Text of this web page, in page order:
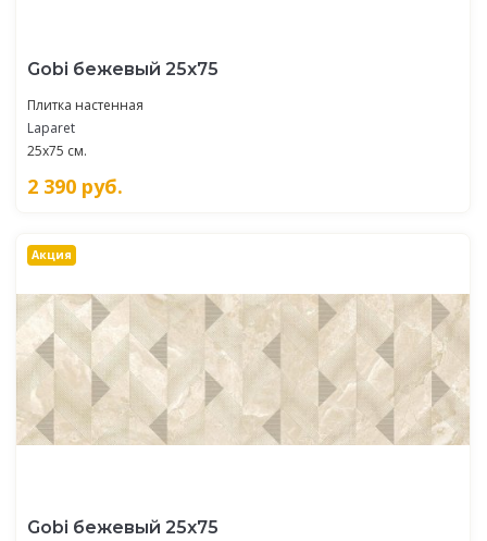
Gobi бежевый 25х75
Плитка настенная
Laparet
25x75 см.
2 390 руб.
Акция
Gobi бежевый 25х75